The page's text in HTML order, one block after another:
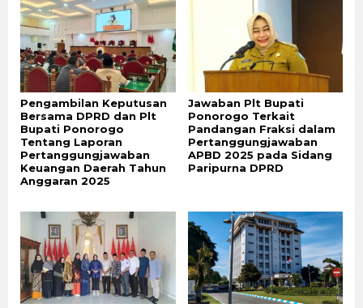
Pengambilan Keputusan
Bersama DPRD dan Plt
Bupati Ponorogo
Tentang Laporan
Pertanggungjawaban
Keuangan Daerah Tahun
Anggaran 2025
Jawaban Plt Bupati
Ponorogo Terkait
Pandangan Fraksi dalam
Pertanggungjawaban
APBD 2025 pada Sidang
Paripurna DPRD